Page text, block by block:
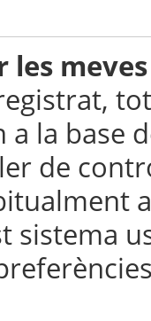
les
a la
de
sistema